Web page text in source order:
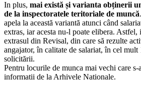
In plus, mai există și varianta obținerii
de la inspectoratele teritoriale de muncă
apela la această variantă atunci când
extras, iar acesta nu-l poate elibera. Astfel,
extrasul din Revisal, din care să rezulte
angajator, în calitate de salariat, în cel mult
solicitării.
Pentru locurile de munca mai vechi care
informatii de la Arhivele Nationale.